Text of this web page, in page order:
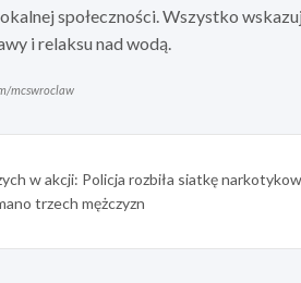
społeczności. Wszystko
i relaksu nad wodą.
mcswroclaw
w akcji: Policja rozbiła siatkę
trzech mężczyzn